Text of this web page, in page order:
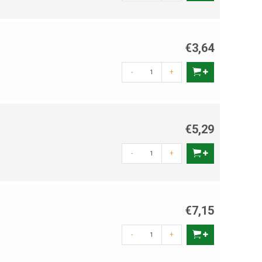
varianten zorgen voor een natuurlijke overgang tussen
onveilig voelen. Kies in dat geval voor donkerdere
€3,64
- +
€5,29
- +
€7,15
- +